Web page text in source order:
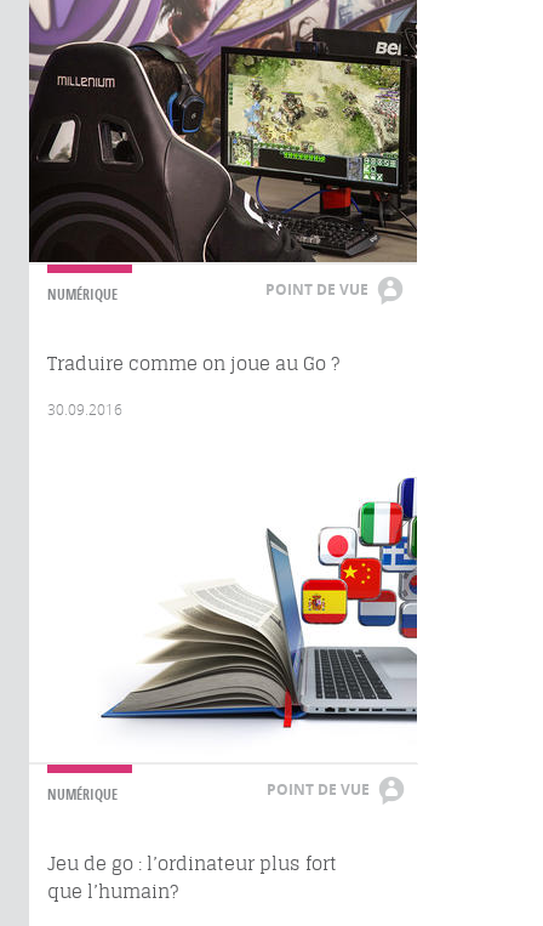
NUMÉRIQUE POINT DE VUE
Traduire comme on joue au Go ?
30.09.2016
NUMÉRIQUE POINT DE VUE
Jeu de go : l’ordinateur plus fort
que l’humain?